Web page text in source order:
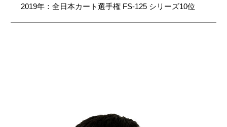
2019年：全日本カート選手権 FS-125 シリーズ10位